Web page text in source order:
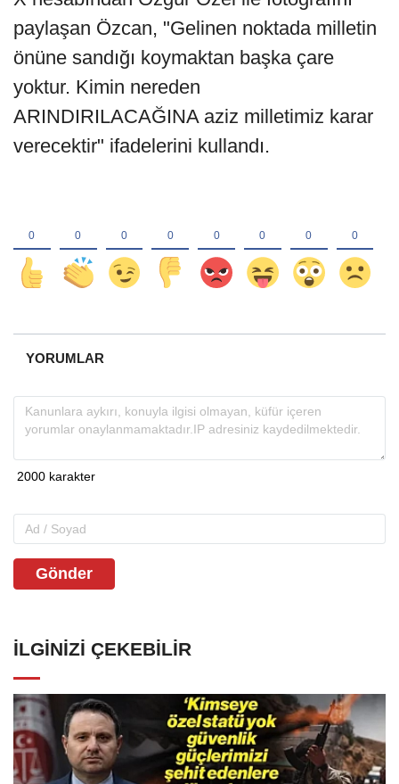
paylaşan Özcan, "Gelinen noktada milletin
önüne sandığı koymaktan başka çare
yoktur. Kimin nereden
ARINDIRILACAĞINA aziz milletimiz karar
verecektir" ifadelerini kullandı.
YORUMLAR
Gönder
İLGINIZI ÇEKEBILIR